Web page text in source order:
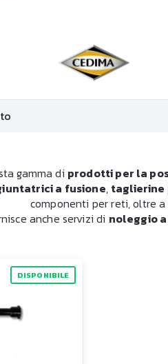
gamma di prodotti per la
a fusione, taglierine
componenti per reti, oltre
anche servizi di noleggio
DISPONIBILE